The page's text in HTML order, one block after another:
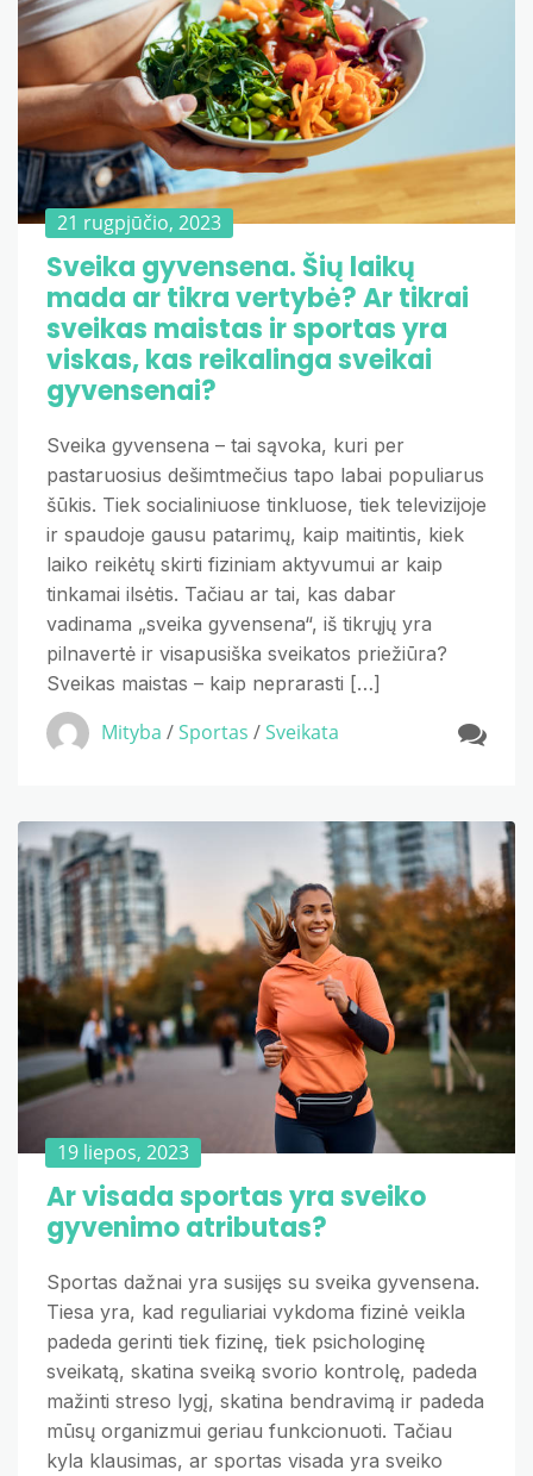
21 rugpjūčio, 2023
Sveika gyvensena. Šių laikų
mada ar tikra vertybė? Ar tikrai
sveikas maistas ir sportas yra
viskas, kas reikalinga sveikai
gyvensenai?
Sveika gyvensena – tai sąvoka, kuri per
pastaruosius dešimtmečius tapo labai populiarus
šūkis. Tiek socialiniuose tinkluose, tiek televizijoje
ir spaudoje gausu patarimų, kaip maitintis, kiek
laiko reikėtų skirti fiziniam aktyvumui ar kaip
tinkamai ilsėtis. Tačiau ar tai, kas dabar
vadinama „sveika gyvensena“, iš tikrųjų yra
pilnavertė ir visapusiška sveikatos priežiūra?
Sveikas maistas – kaip neprarasti […]
Mityba /Sportas /Sveikata
19 liepos, 2023
Ar visada sportas yra sveiko
gyvenimo atributas?
Sportas dažnai yra susijęs su sveika gyvensena.
Tiesa yra, kad reguliariai vykdoma fizinė veikla
padeda gerinti tiek fizinę, tiek psichologinę
sveikatą, skatina sveiką svorio kontrolę, padeda
mažinti streso lygį, skatina bendravimą ir padeda
mūsų organizmui geriau funkcionuoti. Tačiau
kyla klausimas, ar sportas visada yra sveiko